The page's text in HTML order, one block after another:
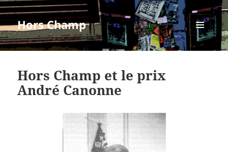
Hors Champ
MENU
ET
Hors Champ et le prix
André Canonne